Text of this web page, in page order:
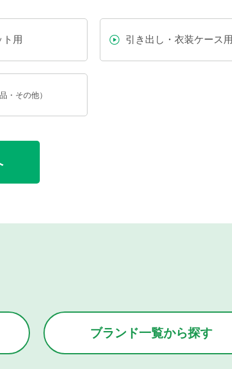
ト用 引き出し・衣装ケース用
品・その他）
ブランド一覧から探す